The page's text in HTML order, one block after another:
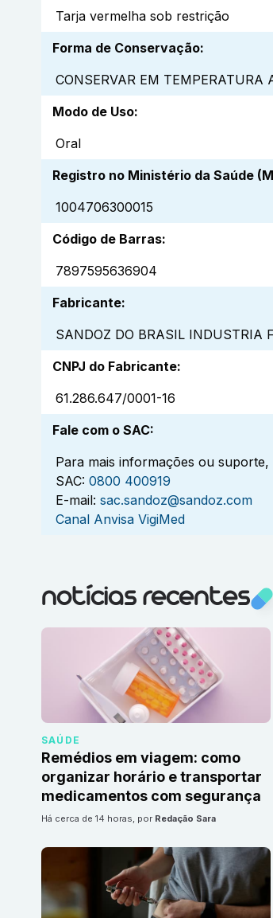
Tarja vermelha sob restrição
Forma de Conservação:
CONSERVAR EM TEMPERATURA
Modo de Uso:
Oral
Registro no Ministério da Saúde
1004706300015
Código de Barras:
7897595636904
Fabricante:
SANDOZ DO BRASIL INDUSTRIA
CNPJ do Fabricante:
61.286.647/0001-16
Fale com o SAC:
Para mais informações ou
SAC: 0800 400919
E-mail: sac.sandoz@sandoz.com
Canal Anvisa VigiMed
notícias recentes
SAÚDE
Remédios em viagem: como
organizar horário e transportar
medicamentos com segurança
há cerca de 14 horas, por Redação Sara